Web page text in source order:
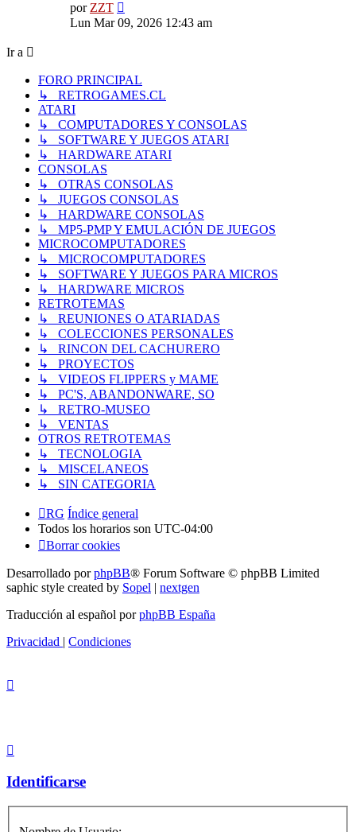
por ZZT
último
mensaje
Lun Mar 09, 2026 12:43 am
Ir a
FORO PRINCIPAL
↳ RETROGAMES.CL
ATARI
↳ COMPUTADORES Y CONSOLAS
↳ SOFTWARE Y JUEGOS ATARI
↳ HARDWARE ATARI
CONSOLAS
↳ OTRAS CONSOLAS
↳ JUEGOS CONSOLAS
↳ HARDWARE CONSOLAS
↳ MP5-PMP Y EMULACIÓN DE JUEGOS
MICROCOMPUTADORES
↳ MICROCOMPUTADORES
↳ SOFTWARE Y JUEGOS PARA MICROS
↳ HARDWARE MICROS
RETROTEMAS
↳ REUNIONES O ATARIADAS
↳ COLECCIONES PERSONALES
↳ RINCON DEL CACHURERO
↳ PROYECTOS
↳ VIDEOS FLIPPERS y MAME
↳ PC'S, ABANDONWARE, SO
↳ RETRO-MUSEO
↳ VENTAS
OTROS RETROTEMAS
↳ TECNOLOGIA
↳ MISCELANEOS
↳ SIN CATEGORIA
RG Índice general
Todos los horarios son UTC-04:00
Borrar cookies
Desarrollado porphpBB® Forum Software © phpBB Limited
saphic style created by Sopel | nextgen
Traducción al español porphpBB España
Privacidad | Condiciones
Identificarse